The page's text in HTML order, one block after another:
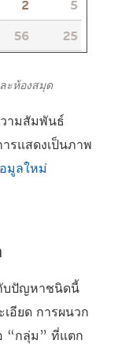
ะห้องสมุด
ามสัมพันธ์
รแสดงเป็นภาพ
มูลใหม่
บปัญหาชนิดนี้
อียด การผนวก
“กลุ่ม” ที่แตก